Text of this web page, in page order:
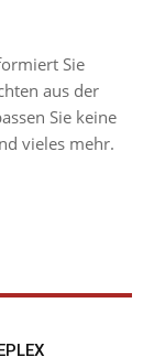
Sie
aus der
Sie keine
vieles mehr.